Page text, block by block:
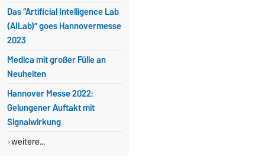
Das “Artificial Intelligence Lab
(AILab)” goes Hannovermesse
2023
Medica mit großer Fülle an
Neuheiten
Hannover Messe 2022:
Gelungener Auftakt mit
Signalwirkung
weitere...